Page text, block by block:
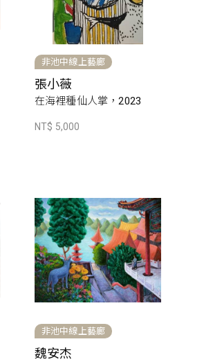
非池中線上藝廊
張小薇
在海裡種仙人掌，2023
NT$ 5,000
非池中線上藝廊
魏安杰